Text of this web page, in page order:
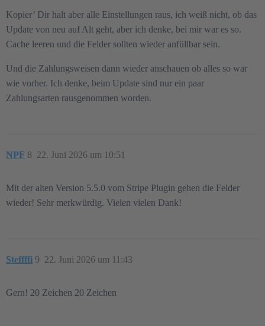
Kopier’ Dir halt aber alle Einstellungen raus, ich weiß nicht, ob das
Update von neu auf Alt geht, aber ich denke, bei mir war es so.
Cache leeren und die Felder sollten wieder anfüllbar sein.
Und die Zahlungsweisen dann wieder anschauen ob alles so war
wie vorher. Ich denke, beim Update sind nur ein paar
Zahlungsarten rausgenommen worden.
NPF 22. Juni 2026 um 10:51
8
Mit der alten Version 5.5.0 vom Stripe Plugin gehen die Felder
wieder! Sehr merkwürdig. Vielen vielen Dank!
Steffffi 22. Juni 2026 um 11:43
9
Gern! 20 Zeichen 20 Zeichen